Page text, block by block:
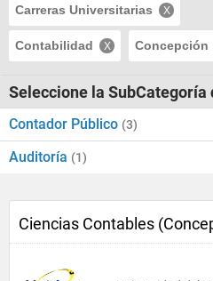
Carreras Universitarias
Contabilidad Concepción
Seleccione la SubCategoría
Contador Público (3)
Auditoría (1)
Ciencias Contables